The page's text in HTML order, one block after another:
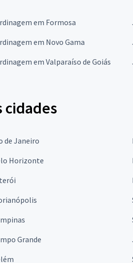
em Formosa
em Novo Gama
em Valparaíso de Goiás
cidades
de Janeiro
Horizonte
Grande